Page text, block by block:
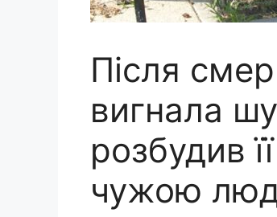
Після
вигнала
розбудив
чужою